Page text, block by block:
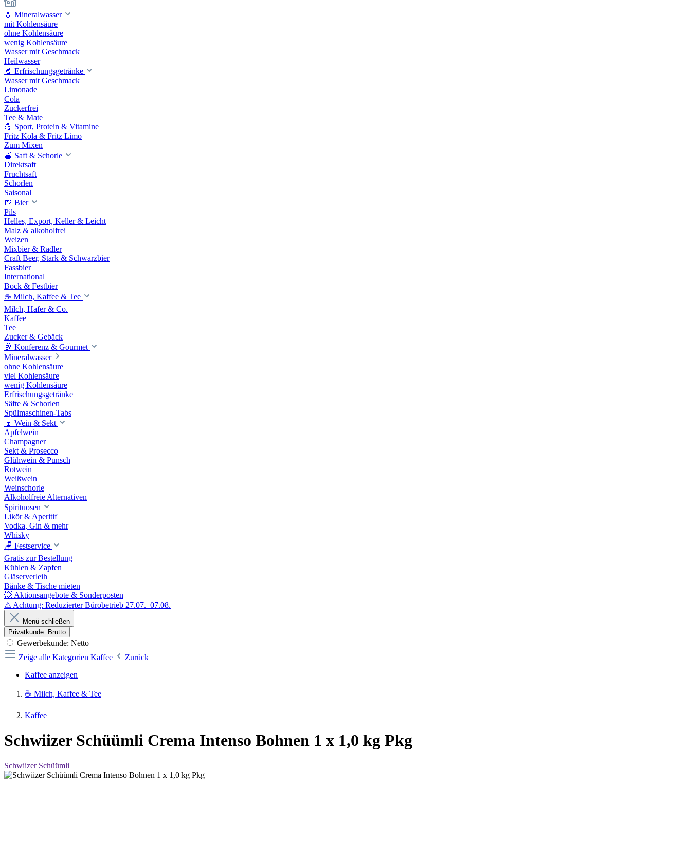
💧 Mineralwasser
mit Kohlensäure
ohne Kohlensäure
wenig Kohlensäure
Wasser mit Geschmack
Heilwasser
🥤 Erfrischungsgetränke
Wasser mit Geschmack
Limonade
Cola
Zuckerfrei
Tee & Mate
💪 Sport, Protein & Vitamine
Fritz Kola & Fritz Limo
Zum Mixen
🍎 Saft & Schorle
Direktsaft
Fruchtsaft
Schorlen
Saisonal
🍺 Bier
Pils
Helles, Export, Keller & Leicht
Malz & alkoholfrei
Weizen
Mixbier & Radler
Craft Beer, Stark & Schwarzbier
Fassbier
International
Bock & Festbier
☕ Milch, Kaffee & Tee
Milch, Hafer & Co.
Kaffee
Tee
Zucker & Gebäck
🥂 Konferenz & Gourmet
Mineralwasser
ohne Kohlensäure
viel Kohlensäure
wenig Kohlensäure
Erfrischungsgetränke
Säfte & Schorlen
Spülmaschinen-Tabs
🍷 Wein & Sekt
Apfelwein
Champagner
Sekt & Prosecco
Glühwein & Punsch
Rotwein
Weißwein
Weinschorle
Alkoholfreie Alternativen
Spirituosen
Likör & Aperitif
Vodka, Gin & mehr
Whisky
🪑 Festservice
Gratis zur Bestellung
Kühlen & Zapfen
Gläserverleih
Bänke & Tische mieten
💥 Aktionsangebote & Sonderposten
⚠ Achtung: Reduzierter Bürobetrieb 27.07.–07.08.
Menü schließen
Privatkunde: Brutto
Gewerbekunde: Netto
Zeige alle Kategorien Kaffee
Zurück
Kaffee anzeigen
☕ Milch, Kaffee & Tee
—
Kaffee
Schwiizer Schüümli Crema Intenso Bohnen 1 x 1,0 kg Pkg
Schwiizer Schüümli